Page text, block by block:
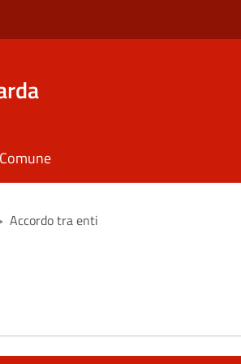
Accordo tra enti